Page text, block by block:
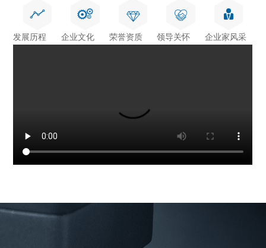
发展历程 企业文化 荣誉资质 领导关怀 企业家风采